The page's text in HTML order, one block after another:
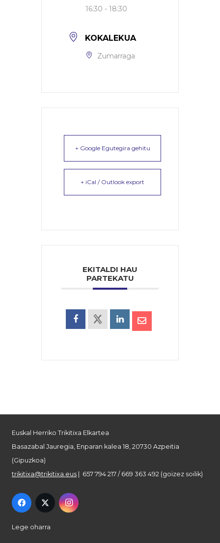
16:30 - 18:30
KOKALEKUA
Zumarraga
+ Google Egutegira gehitu
+ iCal / Outlook export
EKITALDI HAU
PARTEKATU
Euskal Herriko Trikitixa Elkartea
Basazabal Jauregia, Enparan kalea 18, 20730 Azpeitia
(Gipuzkoa)
trikitixa@trikitixa.eus | 657 794 217 / 669 363 492 (goizez soilik)
Lege oharra